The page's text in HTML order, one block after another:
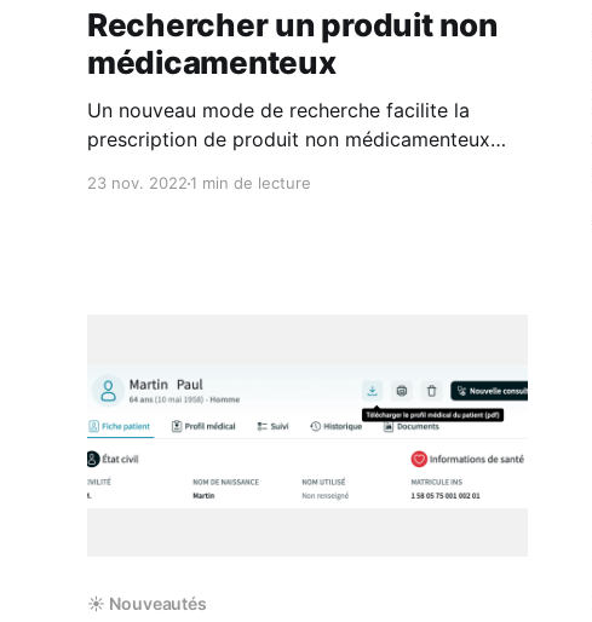
Rechercher un produit non
médicamenteux
Un nouveau mode de recherche facilite la
prescription de produit non médicamenteux
23 nov. 2022 1 min de lecture
☀️ Nouveautés